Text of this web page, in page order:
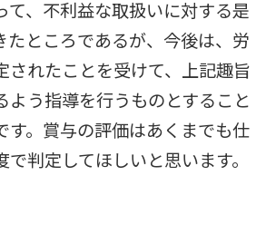
て、不利益な取扱いに対する是
たところであるが、今後は、労
されたことを受けて、上記趣旨
よう指導を行うものとすること
す。賞与の評価はあくまでも仕
判定してほしいと思います。